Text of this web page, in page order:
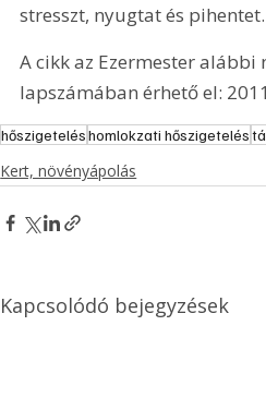
stresszt, nyugtat és pihentet.
A cikk az Ezermester
lapszámában érhető el:
hőszigeteléshomlokzati hőszigetelés
Kert, növényápolás
Kapcsolódó bejegyzések